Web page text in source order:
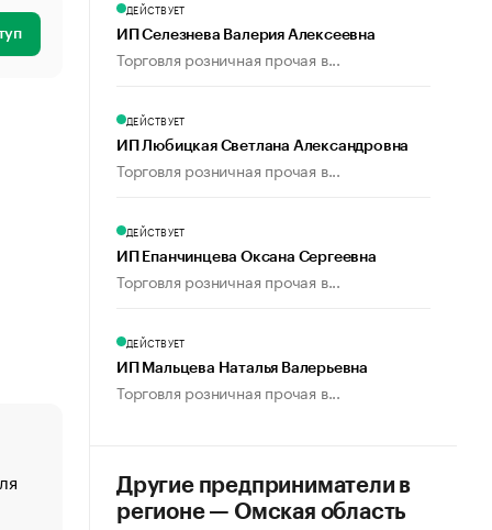
«От спорта тело стареет иначе». Как живет глава
создавшей GTA
ДЕЙСТВУЕТ
ИП Селезнева Валерия Алексеевна
Торговля розничная прочая в...
ДЕЙСТВУЕТ
ИП Любицкая Светлана Александровна
Торговля розничная прочая в...
ДЕЙСТВУЕТ
ИП Епанчинцева Оксана Сергеевна
Торговля розничная прочая в...
ДЕЙСТВУЕТ
ИП Мальцева Наталья Валерьевна
Торговля розничная прочая в...
Другие предприниматели в
регионе — Омская область